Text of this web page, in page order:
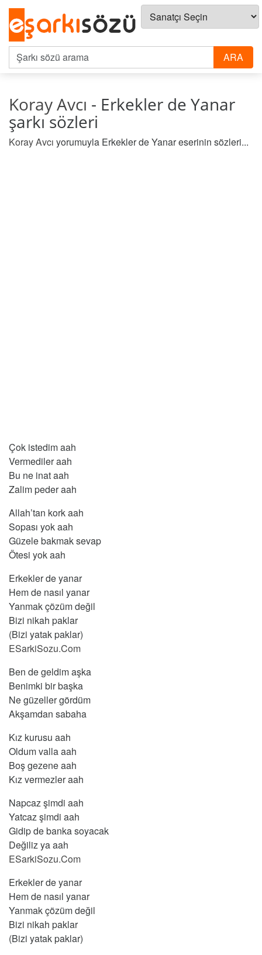
Koray Avcı - Erkekler de Yanar
şarkı sözleri
Koray Avcı yorumuyla Erkekler de Yanar eserinin sözleri...
Çok istedim aah
Vermediler aah
Bu ne inat aah
Zalim peder aah
Allah’tan kork aah
Sopası yok aah
Güzele bakmak sevap
Ötesi yok aah
Erkekler de yanar
Hem de nasıl yanar
Yanmak çözüm değil
Bizi nikah paklar
(Bizi yatak paklar)
ESarkiSozu.Com
Ben de geldim aşka
Benimki bir başka
Ne güzeller gördüm
Akşamdan sabaha
Kız kurusu aah
Oldum valla aah
Boş gezene aah
Kız vermezler aah
Napcaz şimdi aah
Yatcaz şimdi aah
Gidip de banka soyacak
Değiliz ya aah
ESarkiSozu.Com
Erkekler de yanar
Hem de nasıl yanar
Yanmak çözüm değil
Bizi nikah paklar
(Bizi yatak paklar)